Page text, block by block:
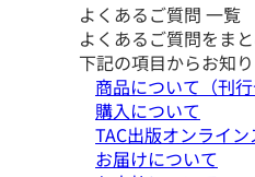
よくあるご質問 一覧
よくあるご質問をま
下記の項目からお知
商品について（刊
購入について
TAC出版オンライ
お届けについて